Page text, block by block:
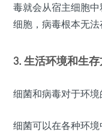
毒就会从宿主细胞
细胞，病毒根本无法
3. 生活环境和生
细菌和病毒对于环境
细菌可以在各种环